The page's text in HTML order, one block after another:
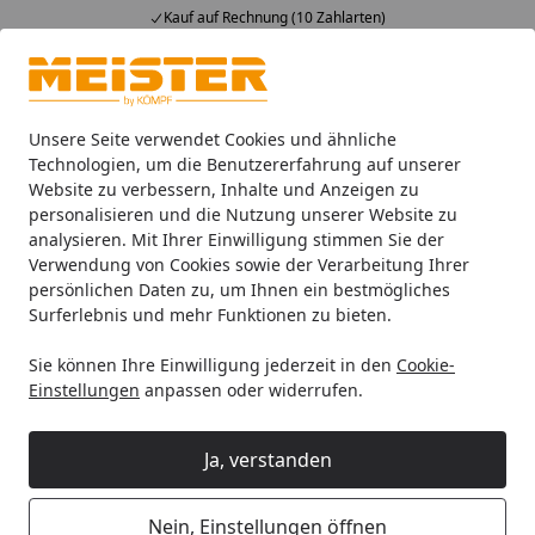
Unsere Seite verwendet Cookies und ähnliche
Technologien, um die Benutzererfahrung auf unserer
Website zu verbessern, Inhalte und Anzeigen zu
personalisieren und die Nutzung unserer Website zu
analysieren. Mit Ihrer Einwilligung stimmen Sie der
Verwendung von Cookies sowie der Verarbeitung Ihrer
persönlichen Daten zu, um Ihnen ein bestmögliches
Surferlebnis und mehr Funktionen zu bieten.
Sie können Ihre Einwilligung jederzeit in den Cookie-
Einstellungen anpassen oder widerrufen.
Ja, verstanden
Nein, Einstellungen öffnen
Kauf auf Rechnung (10 Zahlarten)
Alle Produkte
Mein Konto
Suchen
Startseite
HANDMUSTER MEISTER Parkettboden MeisterParkett.
HANDMUSTER MEISTER
Parkettboden MeisterParkett.
longlife PD 400 9026 Eiche authentic
gedämpft gebürstet naturgeölt